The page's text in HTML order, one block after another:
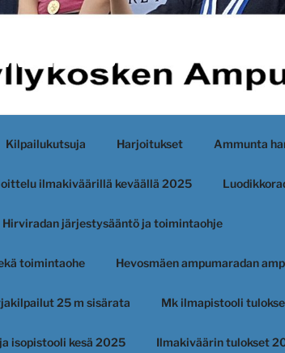
Kilpailukutsuja Harjoitukset Ammunta
ilmakiväärillä keväällä 2025
Hirviradan järjestysääntö ja toimintaohje
toimintaohe Hevosmäen ampumaradan
25 m sisärata Mk ilmapistooli
isopistooli kesä 2025 Ilmakiväärin tulokset